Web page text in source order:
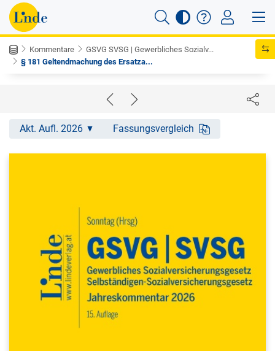
Kommentare
GSVG SVSG | Gewerbliches Sozialv...
§ 181 Geltendmachung des Ersatza...
Akt. Aufl. 2026 Fassungsvergleich